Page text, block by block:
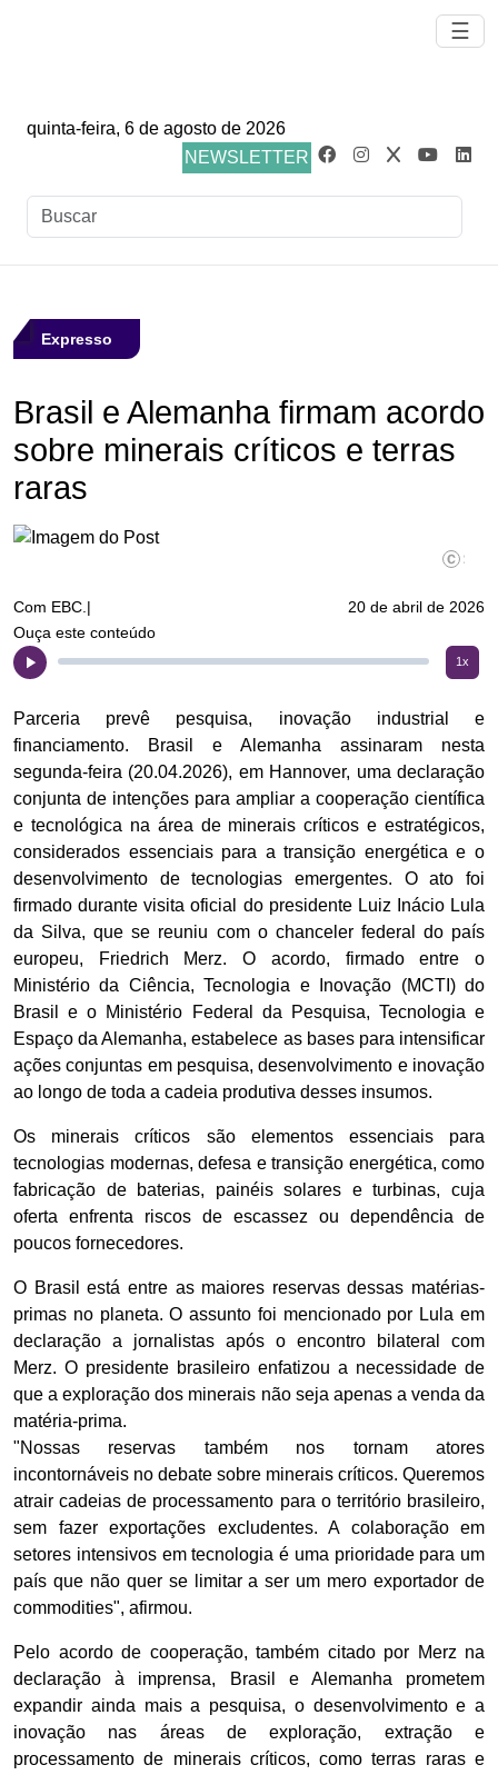
☰
quinta-feira, 6 de agosto de 2026
NEWSLETTER
Expresso
Brasil e Alemanha firmam acordo
sobre minerais críticos e terras
raras
Com EBC.|
20 de abril de 2026
Ouça este conteúdo
1x
Parceria prevê pesquisa, inovação industrial e
financiamento. Brasil e Alemanha assinaram nesta
segunda-feira (20.04.2026), em Hannover, uma declaração
conjunta de intenções para ampliar a cooperação científica
e tecnológica na área de minerais críticos e estratégicos,
considerados essenciais para a transição energética e o
desenvolvimento de tecnologias emergentes. O ato foi
firmado durante visita oficial do presidente Luiz Inácio Lula
da Silva, que se reuniu com o chanceler federal do país
europeu, Friedrich Merz. O acordo, firmado entre o
Ministério da Ciência, Tecnologia e Inovação (MCTI) do
Brasil e o Ministério Federal da Pesquisa, Tecnologia e
Espaço da Alemanha, estabelece as bases para intensificar
ações conjuntas em pesquisa, desenvolvimento e inovação
ao longo de toda a cadeia produtiva desses insumos.
Os minerais críticos são elementos essenciais para
tecnologias modernas, defesa e transição energética, como
fabricação de baterias, painéis solares e turbinas, cuja
oferta enfrenta riscos de escassez ou dependência de
poucos fornecedores.
O Brasil está entre as maiores reservas dessas matérias-
primas no planeta. O assunto foi mencionado por Lula em
declaração a jornalistas após o encontro bilateral com
Merz. O presidente brasileiro enfatizou a necessidade de
que a exploração dos minerais não seja apenas a venda da
matéria-prima.
"Nossas reservas também nos tornam atores
incontornáveis no debate sobre minerais críticos. Queremos
atrair cadeias de processamento para o território brasileiro,
sem fazer exportações excludentes. A colaboração em
setores intensivos em tecnologia é uma prioridade para um
país que não quer se limitar a ser um mero exportador de
commodities", afirmou.
Pelo acordo de cooperação, também citado por Merz na
declaração à imprensa, Brasil e Alemanha prometem
expandir ainda mais a pesquisa, o desenvolvimento e a
inovação nas áreas de exploração, extração e
processamento de minerais críticos, como terras raras e